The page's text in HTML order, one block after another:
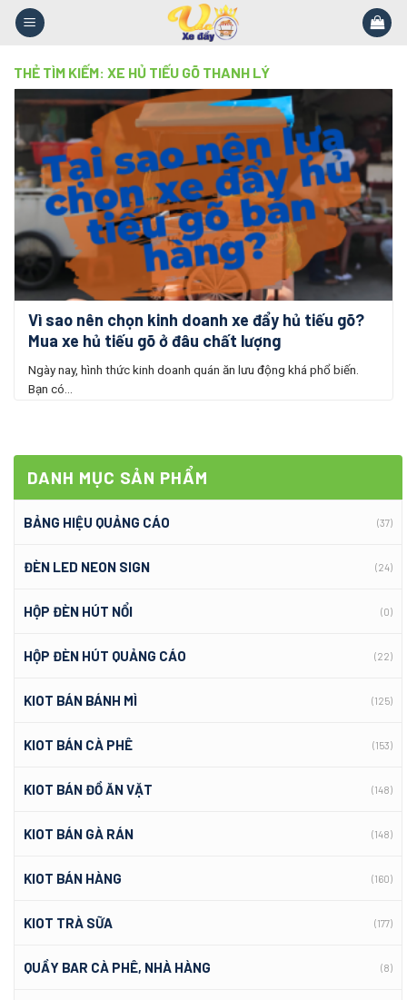
Skip
THẺ TÌM KIẾM: XE HỦ TIẾU GÕ THANH LÝ
DANH MỤC SẢN PHẨM
BẢNG HIỆU QUẢNG CÁO (37)
ĐÈN LED NEON SIGN (24)
HỘP ĐÈN HÚT NỔI (0)
HỘP ĐÈN HÚT QUẢNG CÁO (22)
KIOT BÁN BÁNH MÌ (125)
KIOT BÁN CÀ PHÊ (153)
KIOT BÁN ĐỒ ĂN VẶT (148)
KIOT BÁN GÀ RÁN (148)
KIOT BÁN HÀNG (160)
KIOT TRÀ SỮA (177)
QUẦY BAR CÀ PHÊ, NHÀ HÀNG (8)
Vì sao nên chọn kinh doanh xe đẩy hủ tiếu gõ?
Mua xe hủ tiếu gõ ở đâu chất lượng
Ngày nay, hình thức kinh doanh quán ăn lưu động khá phổ biến.
Bạn có...